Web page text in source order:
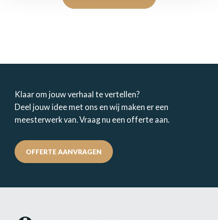
Klaar om jouw verhaal te vertellen?
Deel jouw idee met ons en wij maken er een
meesterwerk van. Vraag nu een offerte aan.
OFFERTE AANVRAGEN